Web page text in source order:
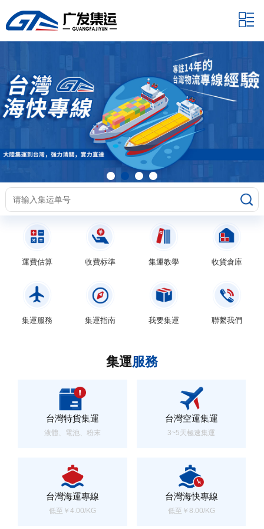
運費估算 收費标準 集運教學 收貨倉庫
集運服務 集運指南 我要集運 聯繫我們
集運服務
台灣特貨集運
液體、電池、粉末
台灣空運集運
3~5天極速集運
台灣海運專線
低至￥4.00/KG
台灣海快專線
低至￥8.00/KG